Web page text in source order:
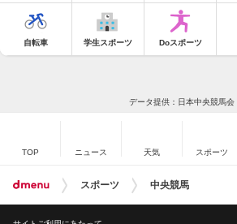
自転車 学生スポーツ Doスポーツ
データ提供：日本中央競馬会
TOP ニュース 天気 スポーツ
スポーツ 中央競馬